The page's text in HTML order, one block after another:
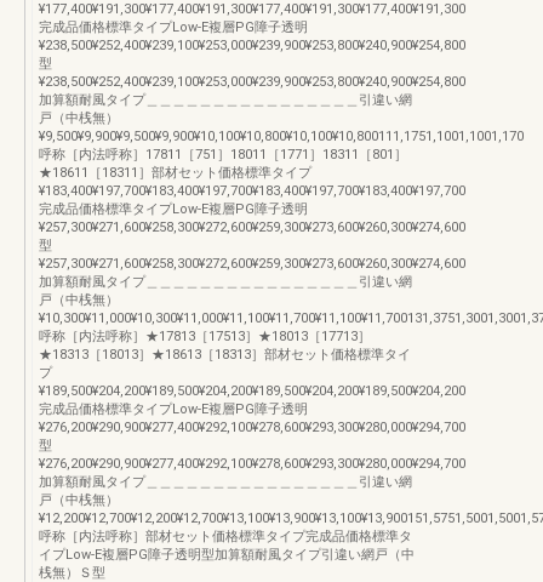
¥177,400¥191,300¥177,400¥191,300¥177,400¥191,300¥177,400¥191,300
完成品価格標準タイプLow-E複層PG障子透明
¥238,500¥252,400¥239,100¥253,000¥239,900¥253,800¥240,900¥254,800
型
¥238,500¥252,400¥239,100¥253,000¥239,900¥253,800¥240,900¥254,800
加算額耐風タイプ＿＿＿＿＿＿＿＿＿＿＿＿＿＿＿＿引違い網
戸（中桟無）
¥9,500¥9,900¥9,500¥9,900¥10,100¥10,800¥10,100¥10,800111,1751,1001,1001,170
呼称［内法呼称］17811［751］18011［1771］18311［801］
★18611［18311］部材セット価格標準タイプ
¥183,400¥197,700¥183,400¥197,700¥183,400¥197,700¥183,400¥197,700
完成品価格標準タイプLow-E複層PG障子透明
¥257,300¥271,600¥258,300¥272,600¥259,300¥273,600¥260,300¥274,600
型
¥257,300¥271,600¥258,300¥272,600¥259,300¥273,600¥260,300¥274,600
加算額耐風タイプ＿＿＿＿＿＿＿＿＿＿＿＿＿＿＿＿引違い網
戸（中桟無）
呼称［内法呼称］★17813［17513］★18013［17713］
★18313［18013］★18613［18313］部材セット価格標準タイ
プ
¥189,500¥204,200¥189,500¥204,200¥189,500¥204,200¥189,500¥204,200
完成品価格標準タイプLow-E複層PG障子透明
¥276,200¥290,900¥277,400¥292,100¥278,600¥293,300¥280,000¥294,700
型
¥276,200¥290,900¥277,400¥292,100¥278,600¥293,300¥280,000¥294,700
加算額耐風タイプ＿＿＿＿＿＿＿＿＿＿＿＿＿＿＿＿引違い網
戸（中桟無）
呼称［内法呼称］部材セット価格標準タイプ完成品価格標準タ
イプLow-E複層PG障子透明型加算額耐風タイプ引違い網戸（中
桟無）Ｓ型